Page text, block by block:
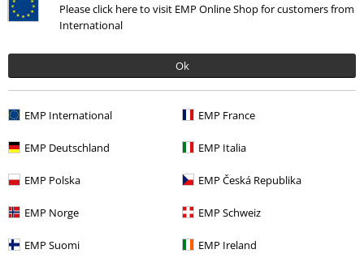
Please click here to visit EMP Online Shop for customers from
International
Ok
EMP International EMP France
EMP Deutschland EMP Italia
EMP Polska EMP Česká Republika
EMP Norge EMP Schweiz
EMP Suomi EMP Ireland
Última visita